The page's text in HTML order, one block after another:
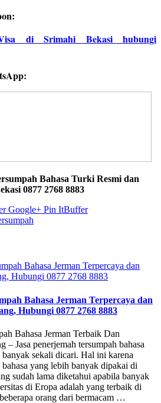
Bahasa Turki Resmi dan
0877 2768 8883
Google+ Pin ItBuffer
Bahasa Jerman Terpercaya dan
Hubungi 0877 2768 8883
Bahasa Jerman Terbaik Dan
– Jasa penerjemah tersumpah bahasa
banyak sekali dicari. Hal ini karena
bahasa yang lebih banyak dipakai di
sudah lama diketahui apabila banyak
di Eropa adalah yang terbaik di
orang dari bermacam …